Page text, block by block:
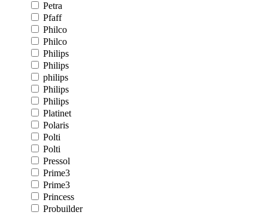
Petra
Pfaff
Philco
Philco
Philips
Philips
philips
Philips
Philips
Platinet
Polaris
Polti
Polti
Pressol
Prime3
Prime3
Princess
Probuilder